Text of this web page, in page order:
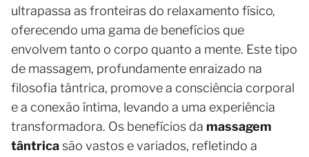
ultrapassa as fronteiras do relaxamento físico,
oferecendo uma gama de benefícios que
envolvem tanto o corpo quanto a mente. Este tipo
de massagem, profundamente enraizado na
filosofia tântrica, promove a consciência corporal
e a conexão íntima, levando a uma experiência
transformadora. Os benefícios da massagem
tântricasão vastos e variados, refletindo a